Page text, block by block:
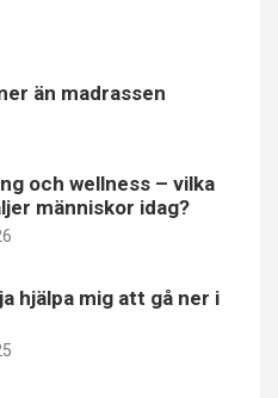
än madrassen
och wellness – vilka
människor idag?
hjälpa mig att gå ner i